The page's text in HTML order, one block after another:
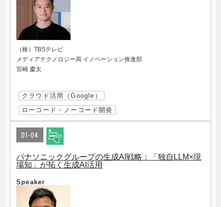
（株）TBSテレビ
メディアテクノロジー局 イノベーション推進部
宮崎 慶太
クラウド活用（Google）
ローコード・ノーコード開発
D1-04
パナソニックグループの生成AI戦略：「独自LLM×現
場知」が拓く生成AI活用
Speaker